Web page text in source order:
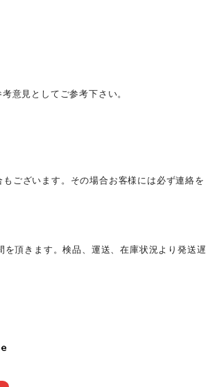
意見としてご参考下さい。
ございます。その場合お客様には必ず連絡を
頂きます。検品、運送、在庫状況より発送遅